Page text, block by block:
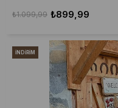
₺899,99
₺1.099,99
İNDIRIM